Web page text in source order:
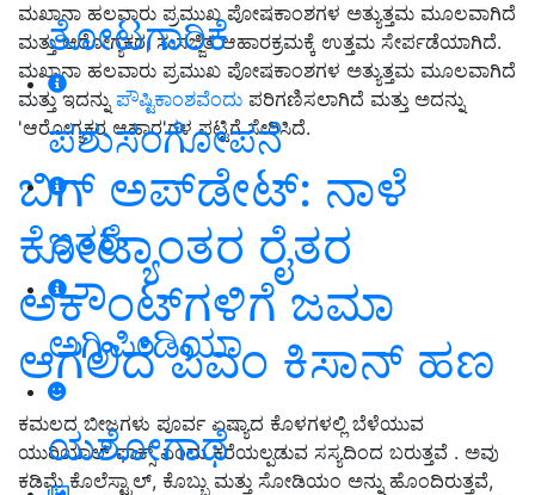
ತೋಟಗಾರಿಕೆ
ಪಶುಸಂಗೋಪನೆ
ಇತರೆ
ಅಗ್ರಿಪೀಡಿಯಾ
ಯಶೋಗಾಥೆ
ಮಖಾನಾ ಹಲವಾರು ಪ್ರಮುಖ ಪೋಷಕಾಂಶಗಳ ಅತ್ಯುತ್ತಮ ಮೂಲವಾಗಿದೆ
ಮತ್ತು ಆರೋಗ್ಯಕರ, ಸುಸಜ್ಜಿತ ಆಹಾರಕ್ರಮಕ್ಕೆ ಉತ್ತಮ ಸೇರ್ಪಡೆಯಾಗಿದೆ.
ಮಖಾನಾ ಹಲವಾರು ಪ್ರಮುಖ ಪೋಷಕಾಂಶಗಳ ಅತ್ಯುತ್ತಮ ಮೂಲವಾಗಿದೆ
ಮತ್ತು ಇದನ್ನು ಪೌಷ್ಟಿಕಾಂಶವೆಂದು ಪರಿಗಣಿಸಲಾಗಿದೆ ಮತ್ತು ಅದನ್ನು
'ಆರೋಗ್ಯಕರ ಆಹಾರ'ಗಳ ಪಟ್ಟಿಗೆ ಸೇರಿಸಿದೆ.
ಬಿಗ್‌ ಅಪ್‌ಡೇಟ್‌: ನಾಳೆ
ಕೋಟ್ಯಾಂತರ ರೈತರ
ಅಕೌಂಟ್‌ಗಳಿಗೆ ಜಮಾ
ಆಗಲಿದೆ ಪಿಎಂ ಕಿಸಾನ್‌ ಹಣ
ಕಮಲದ ಬೀಜಗಳು ಪೂರ್ವ ಏಷ್ಯಾದ ಕೊಳಗಳಲ್ಲಿ ಬೆಳೆಯುವ
ಯುರಿಯಾಲ್ ಫಾಕ್ಸ್ ಎಂದು ಕರೆಯಲ್ಪಡುವ ಸಸ್ಯದಿಂದ ಬರುತ್ತವೆ . ಅವು
ಕಡಿಮೆ ಕೊಲೆಸ್ಟ್ರಾಲ್, ಕೊಬ್ಬು ಮತ್ತು ಸೋಡಿಯಂ ಅನ್ನು ಹೊಂದಿರುತ್ತವೆ,